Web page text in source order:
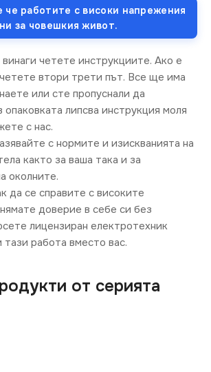
че работите с високи напрежения
за човешкия живот.
четете инструкциите. Ако е
втори трети път. Все ще има
или сте пропуснали да
липсва инструкция моля
с нас.
с нормите и изискванията на
както за ваша така и за
околните.
да се справите с високите
доверие в себе си без
лицензиран електротехник
работа вместо вас.
от серията